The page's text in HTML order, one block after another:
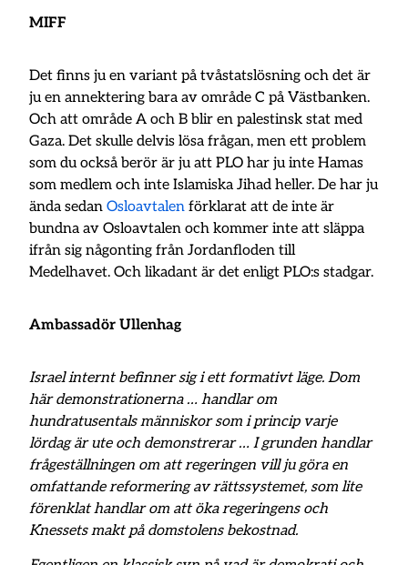
MIFF
Det finns ju en variant på tvåstatslösning och det är
ju en annektering bara av område C på Västbanken.
Och att område A och B blir en palestinsk stat med
Gaza. Det skulle delvis lösa frågan, men ett problem
som du också berör är ju att PLO har ju inte Hamas
som medlem och inte Islamiska Jihad heller. De har ju
ända sedanOsloavtalen förklarat att de inte är
bundna av Osloavtalen och kommer inte att släppa
ifrån sig någonting från Jordanfloden till
Medelhavet. Och likadant är det enligt PLO:s stadgar.
Ambassadör Ullenhag
Israel internt befinner sig i ett formativt läge. Dom
här demonstrationerna … handlar om
hundratusentals människor som i princip varje
lördag är ute och demonstrerar … I grunden handlar
frågeställningen om att regeringen vill ju göra en
omfattande reformering av rättssystemet, som lite
förenklat handlar om att öka regeringens och
Knessets makt på domstolens bekostnad.